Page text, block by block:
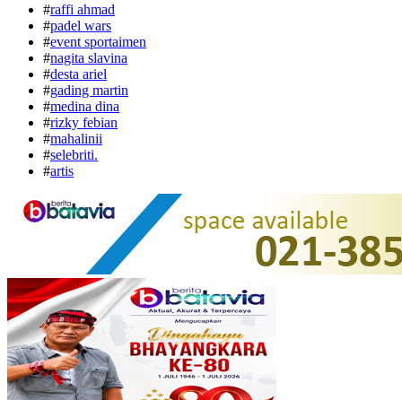
#raffi ahmad
#padel wars
#event sportaimen
#nagita slavina
#desta ariel
#gading martin
#medina dina
#rizky febian
#mahalinii
#selebriti.
#artis